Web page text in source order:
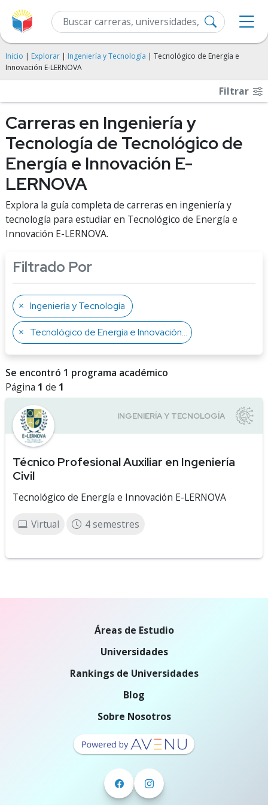
Inicio | Explorar | Ingeniería y Tecnología | Tecnológico de Energía e
Innovación E-LERNOVA
Filtrar
Carreras en Ingeniería y
Tecnología de Tecnológico de
Energía e Innovación E-
LERNOVA
Explora la guía completa de carreras en ingeniería y
tecnología para estudiar en Tecnológico de Energía e
Innovación E-LERNOVA.
Filtrado Por
Ingeniería y Tecnología
Tecnológico de Energía e Innovación E-LERNOVA
Se encontró 1 programa académico
Página 1 de 1
Técnico Profesional Auxiliar en Ingeniería
Civil
Tecnológico de Energía e Innovación E-LERNOVA
Virtual 4 semestres
Áreas de Estudio
Universidades
Rankings de Universidades
Blog
Sobre Nosotros